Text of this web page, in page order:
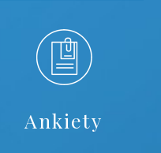
Ankiety